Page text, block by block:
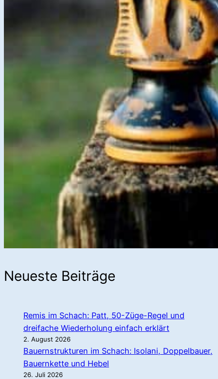
Neueste Beiträge
Remis im Schach: Patt, 50-Züge-Regel und
dreifache Wiederholung einfach erklärt
2. August 2026
Bauernstrukturen im Schach: Isolani, Doppelbauer,
Bauernkette und Hebel
26. Juli 2026